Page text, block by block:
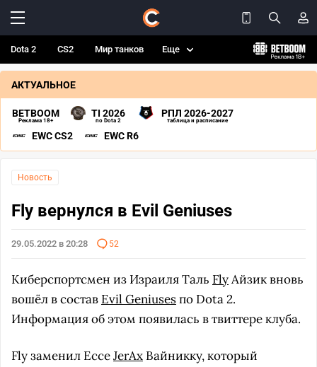
Dota 2 CS2 Мир танков Еще
АКТУАЛЬНОЕ
BETBOOM
Реклама 18+
TI 2026
по Dota 2
РПЛ 2026-2027
таблица и расписание
EWC CS2 EWC R6
Новость
Fly вернулся в Evil Geniuses
29.05.2022 в 20:28 52
Киберспортсмен из Израиля Таль FlyАйзик вновь
вошёл в состав Evil Geniusesпо Dota 2.
Информация об этом появилась в твиттере клуба.
Fly заменил ЕссеJerAx Вайникку, который